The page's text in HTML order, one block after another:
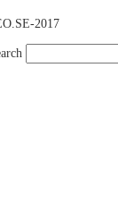
2017